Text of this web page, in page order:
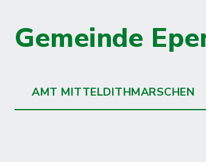
Gemeinde
AMT MITTELDITHMARSCHEN